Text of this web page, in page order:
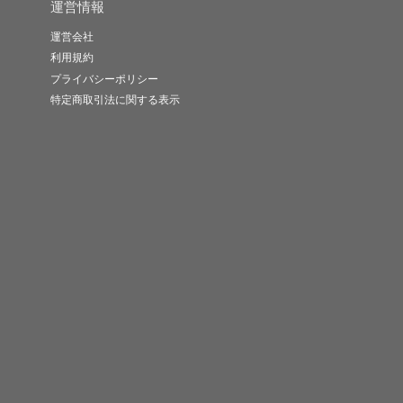
運営情報
運営会社
利用規約
プライバシーポリシー
特定商取引法に関する表示